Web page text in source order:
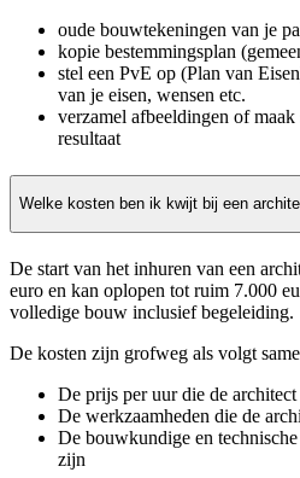
oude bouwtekeningen van je
kopie bestemmingsplan
stel een PvE op (Plan van
van je eisen, wensen etc.
verzamel afbeeldingen of maak
resultaat
Welke kosten ben ik kwijt bij een
De start van het inhuren van een
euro en kan oplopen tot ruim 7.000
volledige bouw inclusief begeleiding.
De kosten zijn grofweg als volgt
De prijs per uur die de
De werkzaamheden die de
De bouwkundige en
zijn